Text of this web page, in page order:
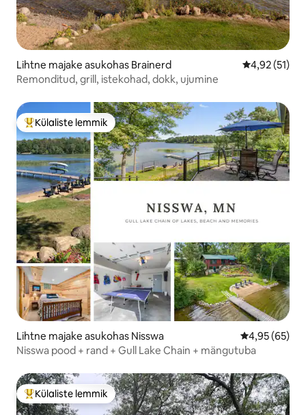
Lihtne majake asukohas Brainerd Keskmine
4,92 (51)
Remonditud, grill, istekohad, dokk, ujumine
Külaliste suur lemmik
Külaliste lemmik
Lihtne majake asukohas Nisswa Keskmine
4,95 (65)
Nisswa pood + rand + Gull Lake Chain + mängutuba
Külaliste suur lemmik
Külaliste lemmik